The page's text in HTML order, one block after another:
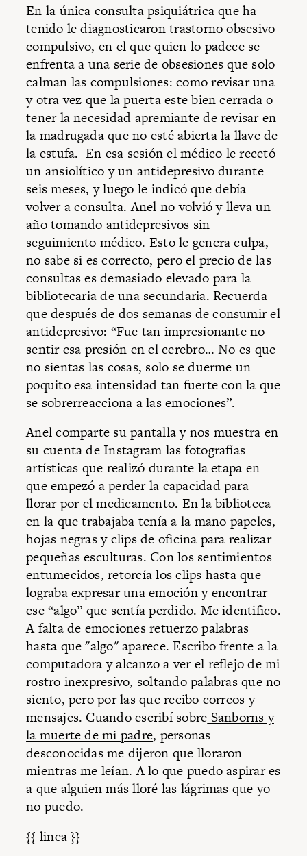
En la única consulta psiquiátrica que ha
tenido le diagnosticaron trastorno obsesivo
compulsivo, en el que quien lo padece se
enfrenta a una serie de obsesiones que solo
calman las compulsiones: como revisar una
y otra vez que la puerta este bien cerrada o
tener la necesidad apremiante de revisar en
la madrugada que no esté abierta la llave de
la estufa. En esa sesión el médico le recetó
un ansiolítico y un antidepresivo durante
seis meses, y luego le indicó que debía
volver a consulta. Anel no volvió y lleva un
año tomando antidepresivos sin
seguimiento médico. Esto le genera culpa,
no sabe si es correcto, pero el precio de las
consultas es demasiado elevado para la
bibliotecaria de una secundaria. Recuerda
que después de dos semanas de consumir el
antidepresivo: “Fue tan impresionante no
sentir esa presión en el cerebro… No es que
no sientas las cosas, solo se duerme un
poquito esa intensidad tan fuerte con la que
se sobrerreacciona a las emociones”.
Anel comparte su pantalla y nos muestra en
su cuenta de Instagram las fotografías
artísticas que realizó durante la etapa en
que empezó a perder la capacidad para
llorar por el medicamento. En la biblioteca
en la que trabajaba tenía a la mano papeles,
hojas negras y clips de oficina para realizar
pequeñas esculturas. Con los sentimientos
entumecidos, retorcía los clips hasta que
lograba expresar una emoción y encontrar
ese “algo” que sentía perdido. Me identifico.
A falta de emociones retuerzo palabras
hasta que "algo" aparece. Escribo frente a la
computadora y alcanzo a ver el reflejo de mi
rostro inexpresivo, soltando palabras que no
siento, pero por las que recibo correos y
mensajes. Cuando escribí sobre Sanborns y
la muerte de mi padre, personas
desconocidas me dijeron que lloraron
mientras me leían. A lo que puedo aspirar es
a que alguien más lloré las lágrimas que yo
no puedo.
{{ linea }}